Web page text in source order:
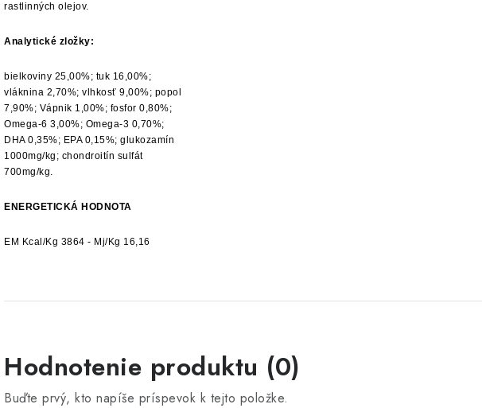
rastlinných olejov.
Analytické zložky:
bielkoviny 25,00%; tuk 16,00%;
vláknina 2,70%; vlhkosť 9,00%; popol
7,90%; Vápnik 1,00%; fosfor 0,80%;
Omega-6 3,00%; Omega-3 0,70%;
DHA 0,35%; EPA 0,15%; glukozamín
1000mg/kg; chondroitín sulfát
700mg/kg.
ENERGETICKÁ HODNOTA
EM Kcal/Kg 3864 - Mj/Kg 16,16
Hodnotenie produktu (0)
Buďte prvý, kto napíše príspevok k tejto položke.